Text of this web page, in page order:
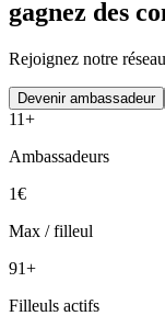
gagnez des
Rejoignez notre
Devenir ambassadeur
11+
Ambassadeurs
1€
Max / filleul
91+
Filleuls actifs